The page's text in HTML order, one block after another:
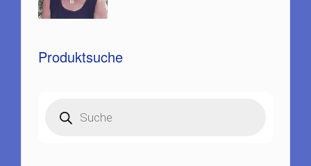
Produktsuche
search